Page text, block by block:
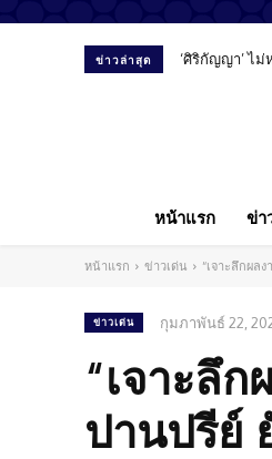
ข่าวล่าสุด ‘ศิริกัญญา’ ไ
หน้าแรก ข่า
หน้าแรก ข่าวเด่น “เจาะลึกผล
ข่าวเด่น กุมภาพันธ์ 22,
“เจาะลึ
ปานปรีย์